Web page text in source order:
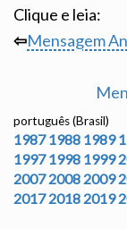
Clique e leia:
⇦Mensagem
português (Brasil)
1987 1988 1989
1997 1998 1999
2007 2008 2009
2017 2018 2019